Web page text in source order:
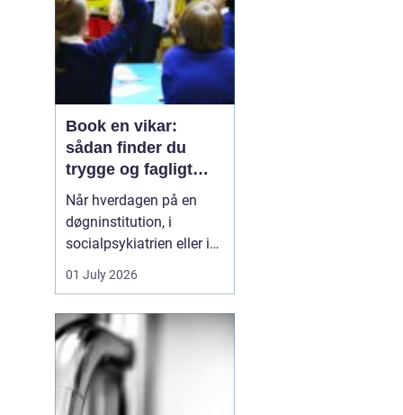
til skimmel, l...
Book en vikar:
sådan finder du
trygge og fagligt
stærke løsninger
Når hverdagen på en
døgninstitution, i
socialpsykiatrien eller i
et botilbud pludselig
ændrer sig, kan behovet
fra den ene dag til den
anden. En medarbejder
bliver syg, en borger har
brug for tættere støtte,
01 July 2026